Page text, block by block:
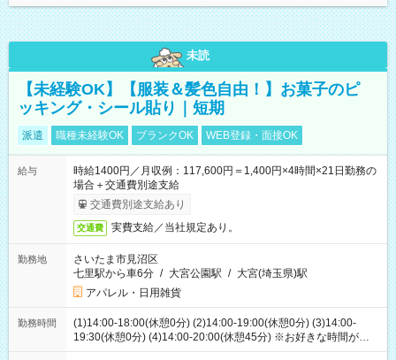
未読
【未経験OK】【服装＆髪色自由！】お菓子のピ
ッキング・シール貼り｜短期
派遣 職種未経験OK ブランクOK WEB登録・面接OK
給与
時給1400円／月収例：117,600円＝1,400円×4時間×21日勤務の
場合＋交通費別途支給
交通費別途支給あり
交通費 実費支給／当社規定あり。
勤務地
さいたま市見沼区
七里駅から車6分 / 大宮公園駅 / 大宮(埼玉県)駅
アパレル・日用雑貨
勤務時間
(1)14:00-18:00(休憩0分) (2)14:00-19:00(休憩0分) (3)14:00-
19:30(休憩0分) (4)14:00-20:00(休憩45分) ※お好きな時間が選べ
ます